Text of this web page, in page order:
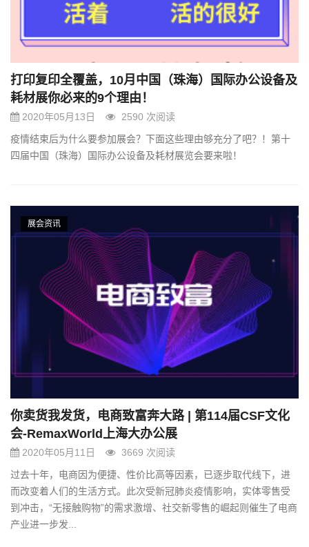
打印复印全覆盖，10月中国（珠海）国际办公设备及
耗材展你必来的9个理由！
2020年05月13日
2590 次阅读
疫情结束后为什么要参加展会？下面这些理由够充分了吧？！第十
四届中国（珠海）国际办公设备及耗材展览会要来啦！
展会资讯
你卖货我发货，电商致富奔大路 | 第114届CSF文化
会-RemaxWorld上海大办公展
2020年05月11日
3669 次阅读
过去十年，电商因为便捷、性价比高等因素，已逐步取代线下，进
而改变着人们的生活方式。此次受新冠肺炎疫情影响，实体零售受
到冲击，“无接触购物”的需求激增、社交新零售的崛起则催生了电商
产业进一步发...